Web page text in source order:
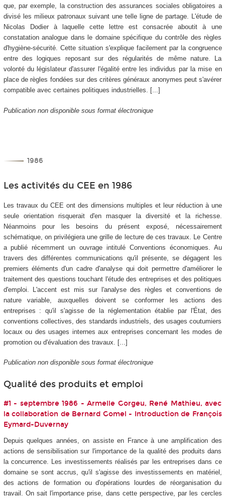
que, par exemple, la construction des assurances sociales obligatoires a
divisé les milieux patronaux suivant une telle ligne de partage. L'étude de
Nicolas Dodier à laquelle cette lettre est consacrée aboutit à une
constatation analogue dans le domaine spécifique du contrôle des règles
d'hygiène-sécurité. Cette situation s'explique facilement par la congruence
entre des logiques reposant sur des régularités de même nature. La
volonté du législateur d'assurer l'égalité entre les individus par la mise en
place de règles fondées sur des critères généraux anonymes peut s'avérer
compatible avec certaines politiques industrielles. [...]
Publication non disponible sous format électronique
1986
Les activités du CEE en 1986
Les travaux du CEE ont des dimensions multiples et leur réduction à une
seule orientation risquerait d'en masquer la diversité et la richesse.
Néanmoins pour les besoins du présent exposé, nécessairement
schématique, on privilégiera une grille de lecture de ces travaux. Le Centre
a publié récemment un ouvrage intitulé Conventions économiques. Au
travers des différentes communications qu'il présente, se dégagent les
premiers éléments d'un cadre d'analyse qui doit permettre d'améliorer le
traitement des questions touchant l'étude des entreprises et des politiques
d'emploi. L'accent est mis sur l'analyse des règles et conventions de
nature variable, auxquelles doivent se conformer les actions des
entreprises : qu'il s'agisse de la réglementation établie par l'État, des
conventions collectives, des standards industriels, des usages coutumiers
locaux ou des usages internes aux entreprises concernant les modes de
promotion ou d'évaluation des travaux. [...]
Publication non disponible sous format électronique
Qualité des produits et emploi
#1 - septembre 1986 - Armelle Gorgeu, René Mathieu, avec
la collaboration de Bernard Gomel - Introduction de François
Eymard-Duvernay
Depuis quelques années, on assiste en France à une amplification des
actions de sensibilisation sur l'importance de la qualité des produits dans
la concurrence. Les investissements réalisés par les entreprises dans ce
domaine se sont accrus, qu'il s'agisse des investissements en matériel,
des actions de formation ou d'opérations lourdes de réorganisation du
travail. On sait l'importance prise, dans cette perspective, par les cercles